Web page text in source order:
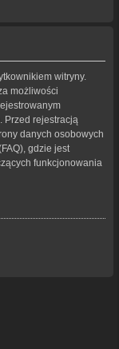
witryny.
możliwości
Przed rejestracją
danych osobowych
gdzie jest
funkcjonowania